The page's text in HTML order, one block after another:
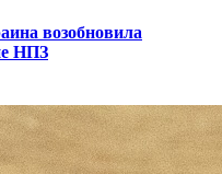
возобновила
НПЗ